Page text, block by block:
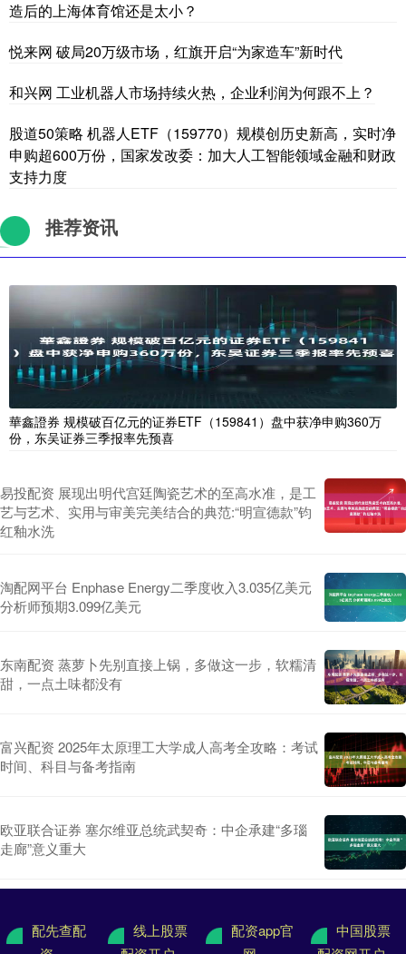
造后的上海体育馆还是太小？
悦来网 破局20万级市场，红旗开启“为家造车”新时代
和兴网 工业机器人市场持续火热，企业利润为何跟不上？
股道50策略 机器人ETF（159770）规模创历史新高，实时净
申购超600万份，国家发改委：加大人工智能领域金融和财政
支持力度
推荐资讯
華鑫證券 规模破百亿元的证券ETF（159841）盘中获净申购360万
份，东吴证券三季报率先预喜
易投配资 展现出明代宫廷陶瓷艺术的至高水准，是工
艺与艺术、实用与审美完美结合的典范:“明宣德款”钧
红釉水洗
淘配网平台 Enphase Energy二季度收入3.035亿美元
分析师预期3.099亿美元
东南配资 蒸萝卜先别直接上锅，多做这一步，软糯清
甜，一点土味都没有
富兴配资 2025年太原理工大学成人高考全攻略：考试
时间、科目与备考指南
欧亚联合证券 塞尔维亚总统武契奇：中企承建“多瑙
走廊”意义重大
配先查配
线上股票
配资app官
中国股票